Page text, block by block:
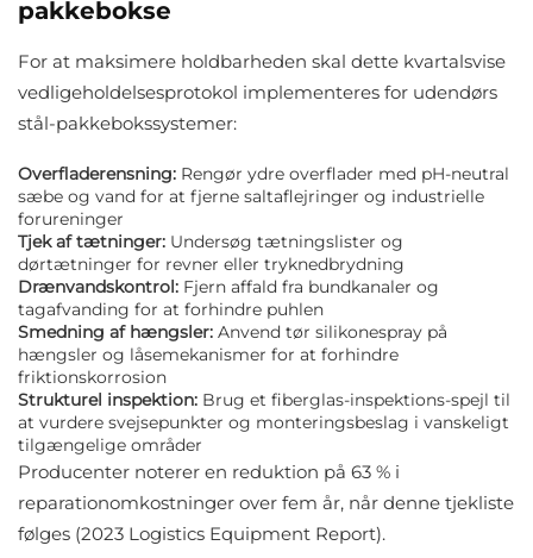
pakkebokse
For at maksimere holdbarheden skal dette kvartalsvise
vedligeholdelsesprotokol implementeres for udendørs
stål-pakkebokssystemer:
Overfladerensning: Rengør ydre overflader med pH-neutral
sæbe og vand for at fjerne saltaflejringer og industrielle
forureninger
Tjek af tætninger: Undersøg tætningslister og
dørtætninger for revner eller tryknedbrydning
Drænvandskontrol: Fjern affald fra bundkanaler og
tagafvanding for at forhindre puhlen
Smedning af hængsler: Anvend tør silikonespray på
hængsler og låsemekanismer for at forhindre
friktionskorrosion
Strukturel inspektion: Brug et fiberglas-inspektions-spejl til
at vurdere svejsepunkter og monteringsbeslag i vanskeligt
tilgængelige områder
Producenter noterer en reduktion på 63 % i
reparationomkostninger over fem år, når denne tjekliste
følges (2023 Logistics Equipment Report).